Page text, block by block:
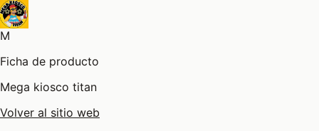
M
Ficha de producto
Mega kiosco titan
Volver al sitio web